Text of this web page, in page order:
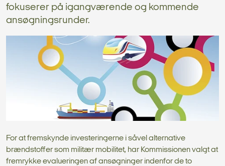
fokuserer på igangværende og kommende
ansøgningsrunder.
For at fremskynde investeringerne i såvel alternative
brændstoffer som militær mobilitet, har Kommissionen valgt at
fremrykke evalueringen af ansøgninger indenfor de to